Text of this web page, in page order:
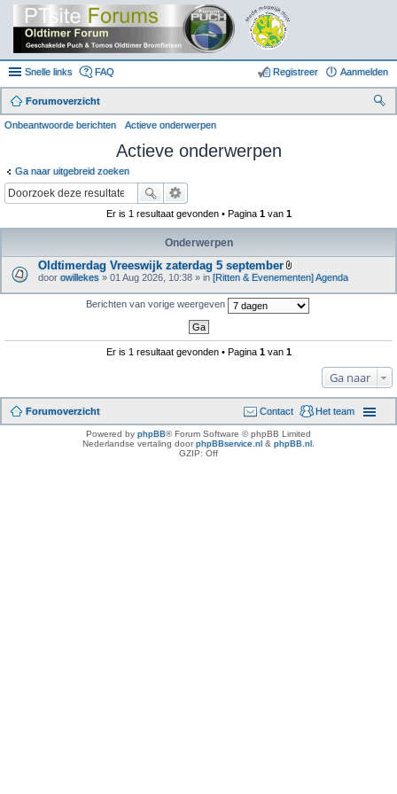
Snelle links FAQ Aanmelden
Registreer
Forumoverzicht
Onbeantwoorde berichten Actieve onderwerpen
Actieve onderwerpen
Ga naar uitgebreid zoeken
Er is 1 resultaat gevonden • Pagina 1van 1
Onderwerpen
Oldtimerdag Vreeswijk zaterdag 5 september
B
j
a
e
door owillekes » 01 Aug 2026, 10:38 » in [Ritten & Evenementen] Agenda
Berichten van vorige weergeven
Er is 1 resultaat gevonden • Pagina 1van 1
Ga naar
Forumoverzicht Het team
Contact
Powered by phpBB® Forum Software © phpBB Limited
Nederlandse vertaling doorphpBBservice.nl & phpBB.nl
GZIP: Off